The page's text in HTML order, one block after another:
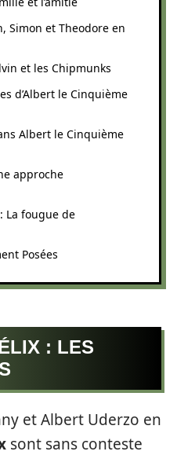
Simon et Theodore en
et les Chipmunks
d’Albert le Cinquième
Albert le Cinquième
approche
La fougue de
Posées
: LES
et Albert Uderzo en
sont sans conteste